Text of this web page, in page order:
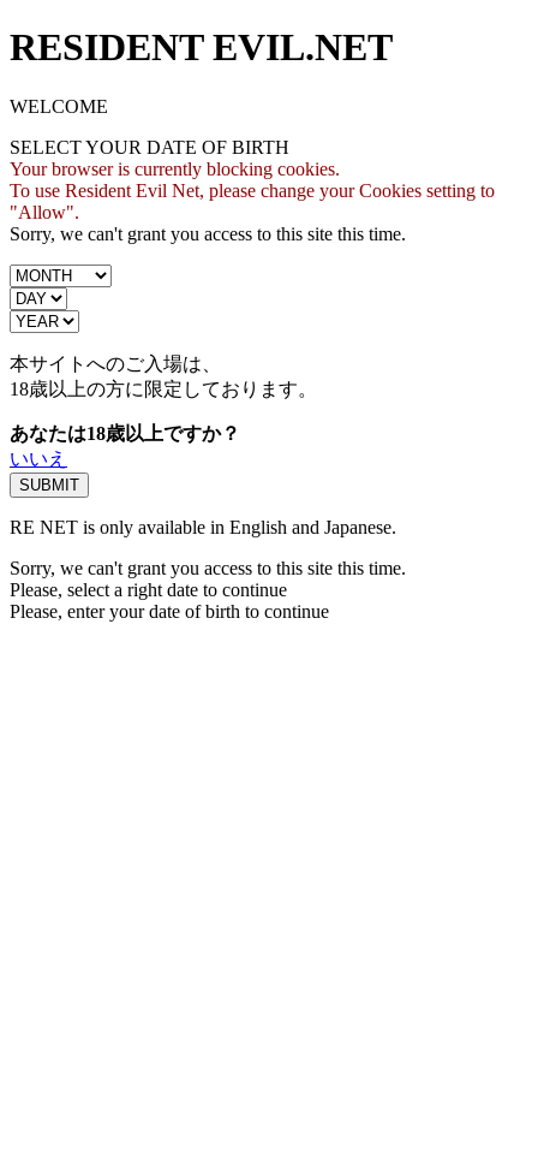
RESIDENT EVIL.NET
WELCOME
SELECT YOUR DATE OF BIRTH
Your browser is currently blocking cookies.
To use Resident Evil Net, please change your Cookies setting to
"Allow".
Sorry, we can't grant you access to this site this time.
本サイトへのご入場は、
18歳以上の方に限定しております。
あなたは18歳以上ですか？
いいえ
RE NET is only available in English and Japanese.
Sorry, we can't grant you access to this site this time.
Please, select a right date to continue
Please, enter your date of birth to continue